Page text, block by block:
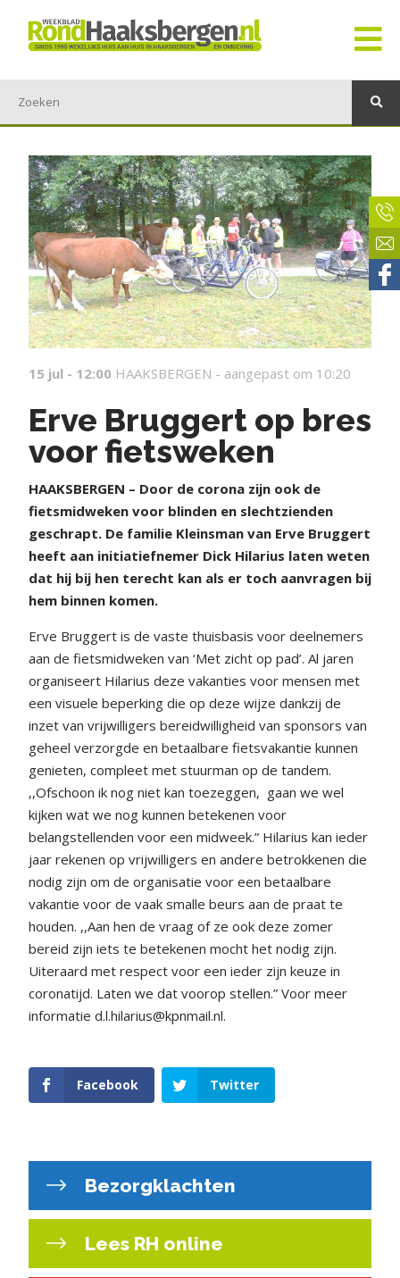
15 jul - 12:00 HAAKSBERGEN - aangepast om 10:20
Erve Bruggert op bres
voor fietsweken
HAAKSBERGEN – Door de corona zijn ook de
fietsmidweken voor blinden en slechtzienden
geschrapt. De familie Kleinsman van Erve Bruggert
heeft aan initiatiefnemer Dick Hilarius laten weten
dat hij bij hen terecht kan als er toch aanvragen bij
hem binnen komen.
Erve Bruggert is de vaste thuisbasis voor deelnemers
aan de fietsmidweken van ‘Met zicht op pad’. Al jaren
organiseert Hilarius deze vakanties voor mensen met
een visuele beperking die op deze wijze dankzij de
inzet van vrijwilligers bereidwilligheid van sponsors van
geheel verzorgde en betaalbare fietsvakantie kunnen
genieten, compleet met stuurman op de tandem.
,,Ofschoon ik nog niet kan toezeggen, gaan we wel
kijken wat we nog kunnen betekenen voor
belangstellenden voor een midweek.” Hilarius kan ieder
jaar rekenen op vrijwilligers en andere betrokkenen die
nodig zijn om de organisatie voor een betaalbare
vakantie voor de vaak smalle beurs aan de praat te
houden. ,,Aan hen de vraag of ze ook deze zomer
bereid zijn iets te betekenen mocht het nodig zijn.
Uiteraard met respect voor een ieder zijn keuze in
coronatijd. Laten we dat voorop stellen.” Voor meer
informatie d.l.hilarius@kpnmail.nl.
Facebook Twitter
Bezorgklachten
Lees RH online